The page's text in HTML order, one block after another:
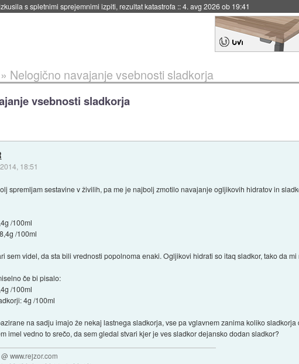
razvija svojo raketo za večkratno uporabo::4. avg 2026 ob 19:41
Nelogično navajanje vsebnosti sladkorja
vsebnosti sladkorja
18:51
spremljam sestavine v živilih, pa me je najbolj zmotilo navajanje ogljikovih hidratov in
/100ml
/100ml
sem videl, da sta bili vrednosti popolnoma enaki. Ogljikovi hidrati so itaq sladkor, tako da
če bi pisalo:
/100ml
4g /100ml
na sadju imajo že nekaj lastnega sladkorja, vse pa vglavnem zanima koliko
imel vedno to srečo, da sem gledal stvari kjer je ves sladkor dejansko dodan sladkor?
www.rejzor.com